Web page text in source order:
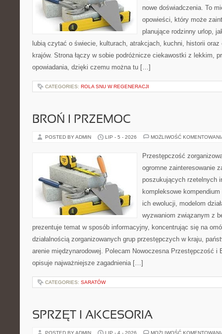
nowe doświadczenia. To
opowieści, który może
planujące rodzinny urlop,
lubią czytać o świecie, kulturach, atrakcjach, kuchni, historii
krajów. Strona łączy w sobie podróżnicze ciekawostki z lekkim,
opowiadania, dzięki czemu można tu […]
CATEGORIES: ROLA SNU W REGENERACJI
BROŃ I PRZEMOC
POSTED BY ADMIN LIP - 5 - 2026 MOŻLIWOŚĆ
Przestępczość
ogromne zainteresowanie
poszukujących rzetelnych
kompleksowe
ich ewolucji, modelom
wyzwaniom związanym z
prezentuje temat w sposób informacyjny, koncentrując się na
działalnością zorganizowanych grup przestępczych w kraju,
arenie międzynarodowej. Polecam Nowoczesna Przestępczość i
opisuje najważniejsze zagadnienia […]
CATEGORIES: SARATÓW
SPRZĘT I AKCESORIA
POSTED BY ADMIN LIP - 4 - 2026 MOŻLIWOŚĆ